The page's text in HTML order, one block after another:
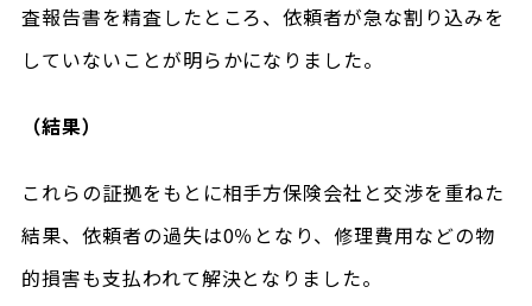
査報告書を精査したところ、依頼者が急な割り込みを
していないことが明らかになりました。
（結果）
これらの証拠をもとに相手方保険会社と交渉を重ねた
結果、依頼者の過失は0％となり、修理費用などの物
的損害も支払われて解決となりました。